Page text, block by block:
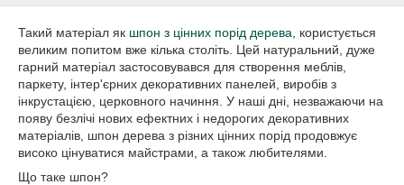
Такий матеріал як шпон з цінних порід дерева , користується
великим попитом вже кілька століть. Цей натуральний, дуже
гарний матеріал застосовувався для створення меблів,
паркету, інтер'єрних декоративних панелей, виробів з
інкрустацією, церковного начиння. У наші дні, незважаючи на
появу безлічі нових ефектних і недорогих декоративних
матеріалів, шпон дерева з різних цінних порід продовжує
високо цінуватися майстрами, а також любителями.
Що таке шпон?